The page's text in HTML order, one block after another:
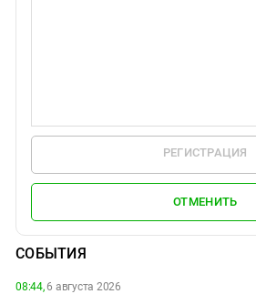
РЕГИСТРАЦИЯ
ОТМЕНИТЬ
СОБЫТИЯ
08:44,6 августа 2026